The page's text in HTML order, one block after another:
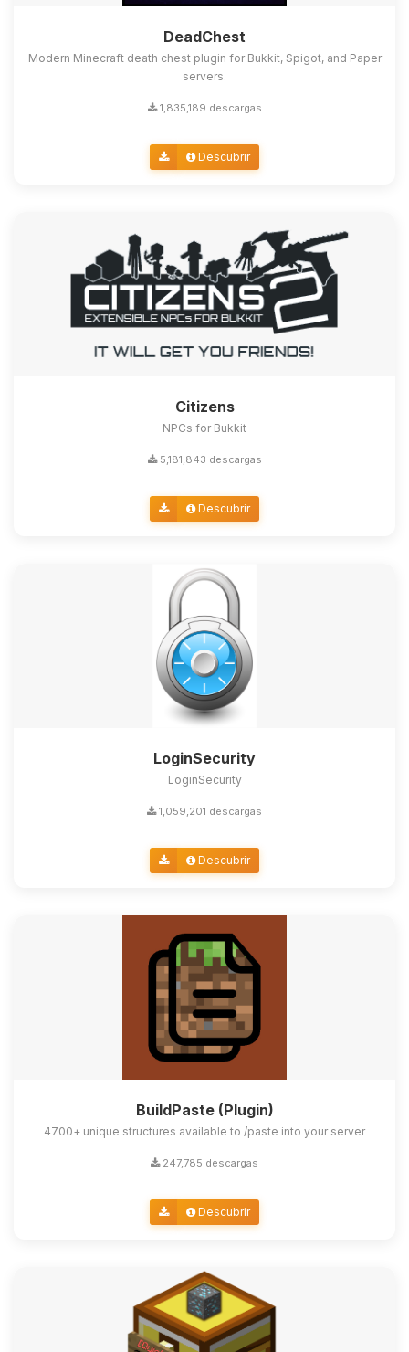
DeadChest
Modern Minecraft death chest plugin for Bukkit, Spigot, and Paper
servers.
1,835,189 descargas
Descubrir
Citizens
NPCs for Bukkit
5,181,843 descargas
Descubrir
LoginSecurity
LoginSecurity
1,059,201 descargas
Descubrir
BuildPaste (Plugin)
4700+ unique structures available to /paste into your server
247,785 descargas
Descubrir